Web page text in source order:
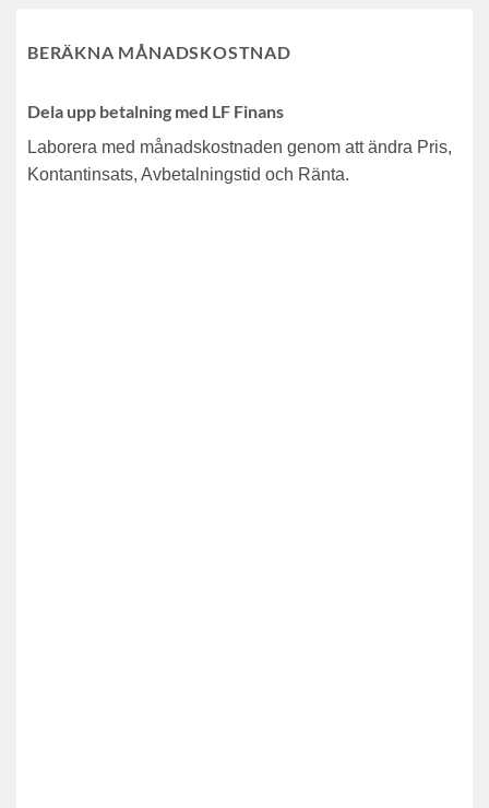
BERÄKNA MÅNADSKOSTNAD
Dela upp betalning med LF Finans
Laborera med månadskostnaden genom att ändra Pris,
Kontantinsats, Avbetalningstid och Ränta.